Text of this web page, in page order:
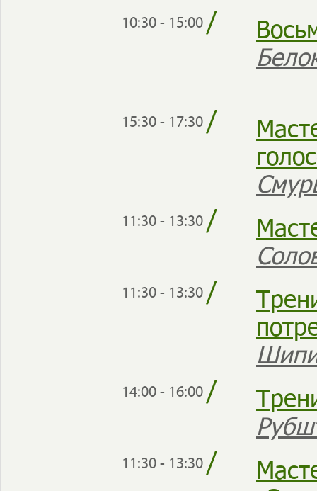
10:30 - 15:00/
15:30 - 17:30/
11:30 - 13:30/
11:30 - 13:30/
14:00 - 16:00/
11:30 - 13:30/